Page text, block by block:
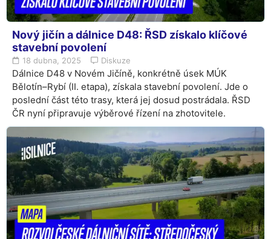
Nový jičín a dálnice D48: ŘSD získalo klíčové
stavební povolení
18 dubna, 2025 Diskuze
Dálnice D48 v Novém Jičíně, konkrétně úsek MÚK
Bělotín–Rybí (II. etapa), získala stavební povolení. Jde o
poslední část této trasy, která jej dosud postrádala. ŘSD
ČR nyní připravuje výběrové řízení na zhotovitele.